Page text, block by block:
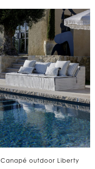
Canapé outdoor Liberty